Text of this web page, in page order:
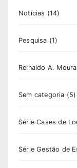
Notícias (14)
Pesquisa (1)
Reinaldo A. Moura
Sem categoria (5)
Série Cases de
Série Gestão de